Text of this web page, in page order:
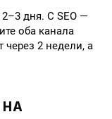
дня. С SEO —
оба канала
2 недели, а
НА